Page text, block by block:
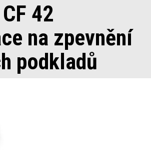
42
na zpevnění
podkladů